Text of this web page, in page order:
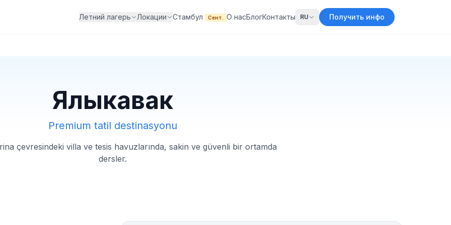
Летний лагерь Локации Стамбул Сент. О насБлогКонтакты RU Получить инфо
Ялыкавак
Premium tatil destinasyonu
çevresindeki villa ve tesis havuzlarında, sakin ve güvenli bir ortamda
dersler.